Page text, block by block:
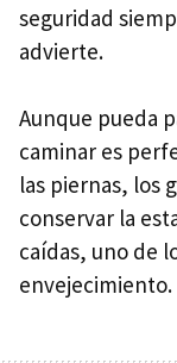
seguridad
advierte.
Aunque pueda
caminar es
las piernas, los
conservar la
caídas, uno de
envejecimiento.